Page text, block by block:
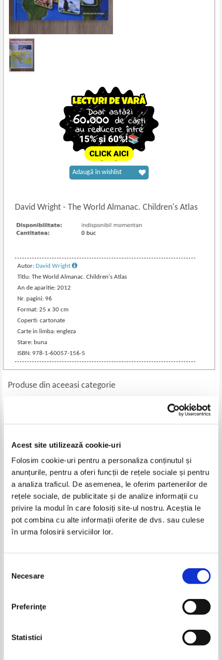
Acest site utilizează cookie-uri
Folosim cookie-uri pentru a personaliza conținutul și
anunțurile, pentru a oferi funcții de rețele sociale și pentru
a analiza traficul. De asemenea, le oferim partenerilor de
rețele sociale, de publicitate și de analize informații cu
privire la modul în care folosiți site-ul nostru. Aceștia le
pot combina cu alte informații oferite de dvs. sau culese
în urma folosirii serviciilor lor.
consimțământului
Necesare
Preferinţe
Statistici
David Wright- The World Almanac. Children's Atlas
Autor:David Wright
Titlu: The World Almanac. Children's Atlas
An de aparitie: 2012
Nr. pagini: 96
Format: 25 x 30 cm
Coperti: cartonate
Carte in limba: engleza
Stare: buna
ISBN: 978-1-60057-156-5
Adaugă în wishlist
Produse din aceeasi categorie
Hermannstadt
Pret:26,00 Lei
-60%
Biserica romano - catolica din
Romania. Istorie, spiritualitate
-30%